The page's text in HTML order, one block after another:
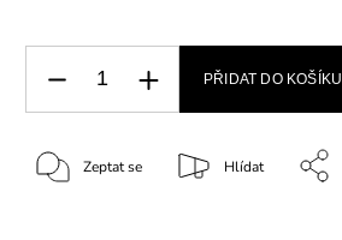
PŘIDAT DO KOŠÍKU
Zeptat se Hlídat